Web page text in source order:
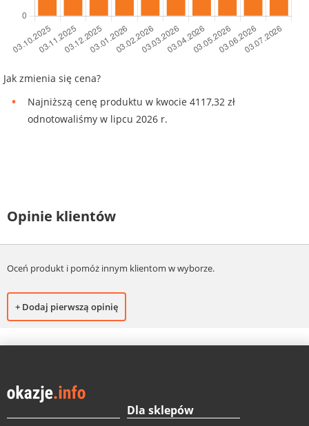
Jak zmienia się cena?
Najniższą cenę produktu w kwocie 4117,32 zł
odnotowaliśmy w lipcu 2026 r.
Opinie klientów
Oceń produkt i pomóż innym klientom w wyborze.
+ Dodaj pierwszą opinię
Dla sklepów